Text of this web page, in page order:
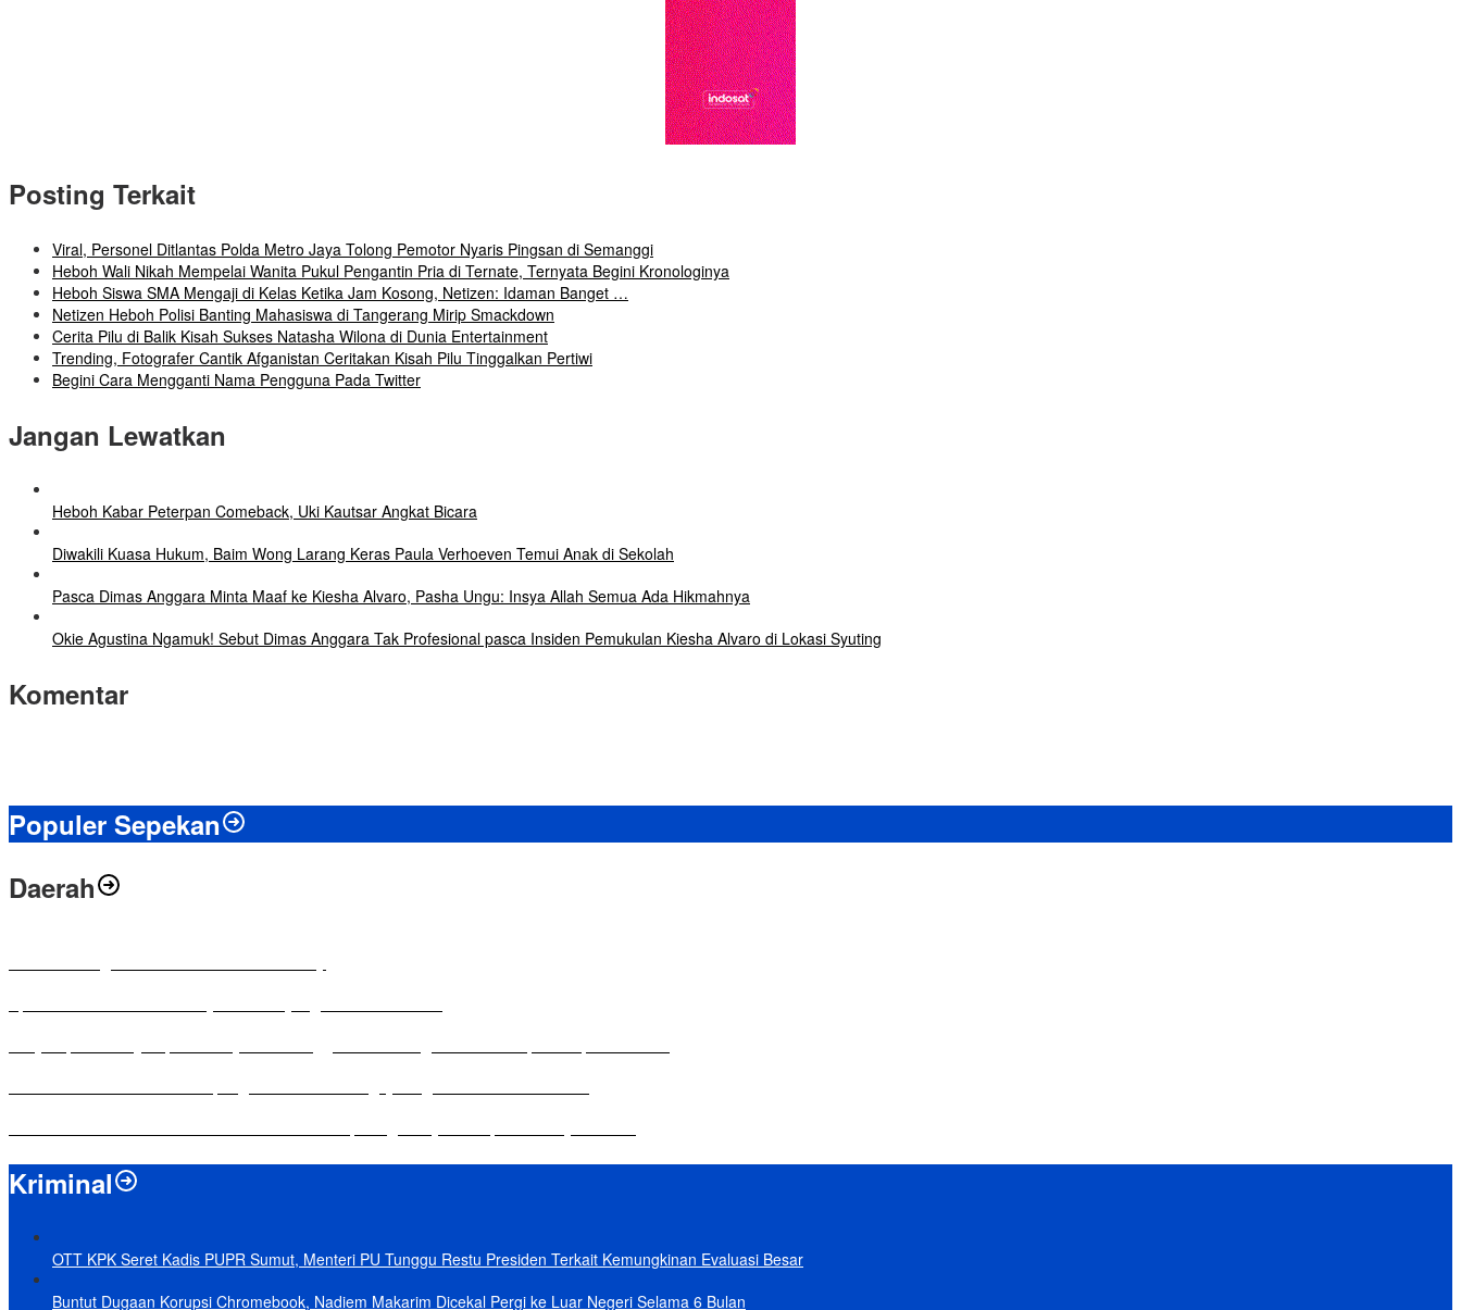
Posting Terkait
Viral, Personel Ditlantas Polda Metro Jaya Tolong Pemotor Nyaris Pingsan di Semanggi
Heboh Wali Nikah Mempelai Wanita Pukul Pengantin Pria di Ternate, Ternyata Begini Kronologinya
Heboh Siswa SMA Mengaji di Kelas Ketika Jam Kosong, Netizen: Idaman Banget …
Netizen Heboh Polisi Banting Mahasiswa di Tangerang Mirip Smackdown
Cerita Pilu di Balik Kisah Sukses Natasha Wilona di Dunia Entertainment
Trending, Fotografer Cantik Afganistan Ceritakan Kisah Pilu Tinggalkan Pertiwi
Begini Cara Mengganti Nama Pengguna Pada Twitter
Jangan Lewatkan
Heboh Kabar Peterpan Comeback, Uki Kautsar Angkat Bicara
Diwakili Kuasa Hukum, Baim Wong Larang Keras Paula Verhoeven Temui Anak di Sekolah
Pasca Dimas Anggara Minta Maaf ke Kiesha Alvaro, Pasha Ungu: Insya Allah Semua Ada Hikmahnya
Okie Agustina Ngamuk! Sebut Dimas Anggara Tak Profesional pasca Insiden Pemukulan Kiesha Alvaro di Lokasi Syuting
Komentar
Populer Sepekan
Daerah
Kriminal
OTT KPK Seret Kadis PUPR Sumut, Menteri PU Tunggu Restu Presiden Terkait Kemungkinan Evaluasi Besar
Buntut Dugaan Korupsi Chromebook, Nadiem Makarim Dicekal Pergi ke Luar Negeri Selama 6 Bulan